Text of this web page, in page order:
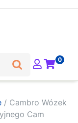
0
/ Cambro Wózek
Cam